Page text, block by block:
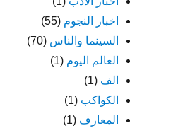
اخبار النجوم (55)
السينما والناس (70)
العالم اليوم (1)
الف (1)
الكواكب (1)
المعارف (1)